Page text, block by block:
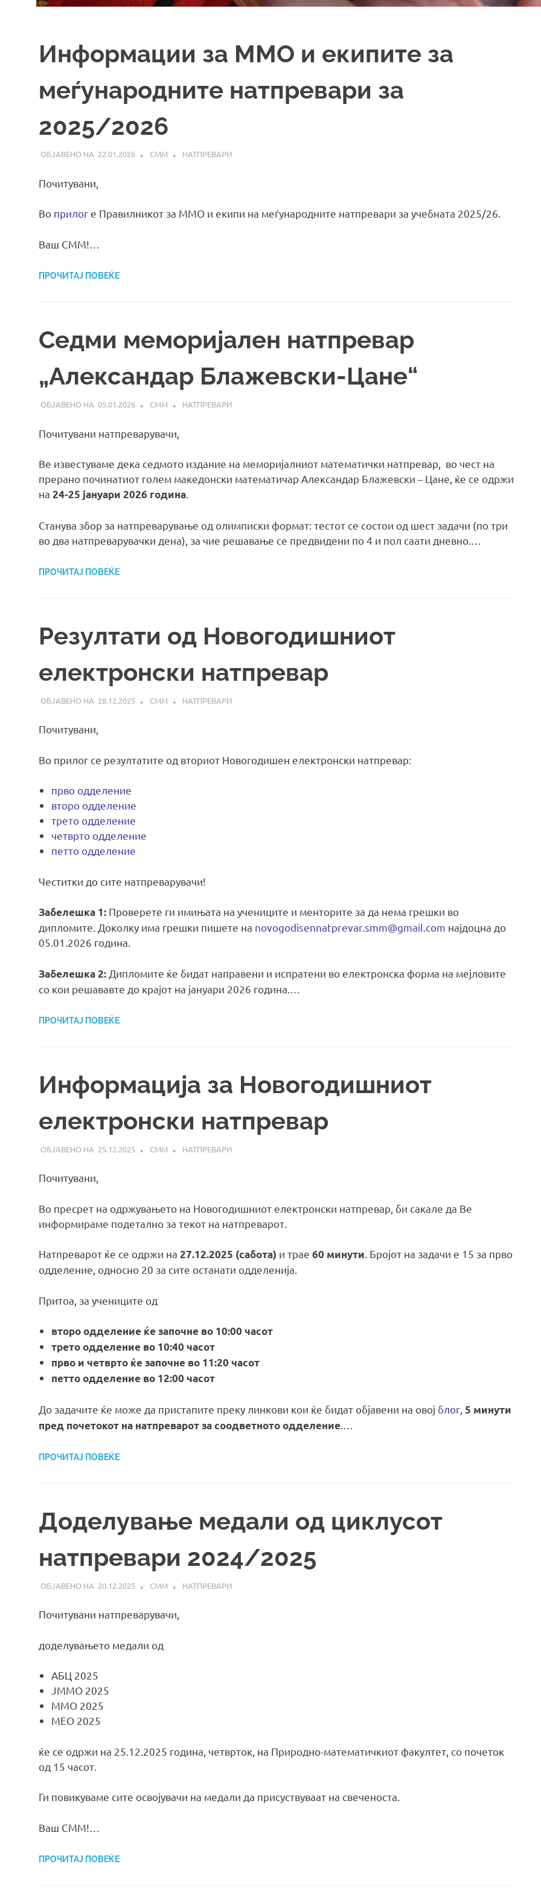
Информации за ММО и екипите за
меѓународните натпревари за
2025/2026
22.01.2026 СММ НАТПРЕВАРИ
Почитувани,
Во прилог е Правилникот за ММО и екипи на меѓународните натпревари за учебната 2025/26.
Ваш СММ!…
ПРОЧИТАЈ ПОВЕЌЕ
Седми меморијален натпревар
„Александар Блажевски-Цане“
05.01.2026 СММ НАТПРЕВАРИ
Почитувани натпреварувачи,
Ве известуваме дека седмото издание на меморијалниот математички натпревар, во чест на
прерано починатиот голем македонски математичар Александар Блажевски – Цане, ќе се одржи
на 24-25 јануари 2026 година
Станува збор за натпреварување од олимписки формат: тестот се состои од шест задачи (по три
во два натпреварувачки дена), за чие решавање се предвидени по 4 и пол саати дневно.…
ПРОЧИТАЈ ПОВЕЌЕ
Резултати од Новогодишниот
електронски натпревар
28.12.2025 СММ НАТПРЕВАРИ
Почитувани,
Во прилог се резултатите од вториот Новогодишен електронски натпревар:
прво одделение
второ одделение
трето одделение
четврто одделение
петто одделение
Честитки до сите натпреварувачи!
Забелешка 1: Проверете ги имињата на учениците и менторите за да нема грешки во
дипломите. Доколку има грешки пишете на novogodisennatprevar.smm@gmail.com најдоцна до
05.01.2026 година.
Забелешка 2: Дипломите ќе бидат направени и испратени во електронска форма на мејловите
со кои решававте до крајот на јануари 2026 година.…
ПРОЧИТАЈ ПОВЕЌЕ
Информација за Новогодишниот
електронски натпревар
25.12.2025 СММ НАТПРЕВАРИ
Почитувани,
Во пресрет на одржувањето на Новогодишниот електронски натпревар, би сакале да Ве
информираме подетално за текот на натпреварот.
Натпреварот ќе се одржи на 27.12.2025 (сабота) и трае 60 минути. Бројот на задачи е 15 за прво
одделение, односно 20 за сите останати одделенија.
Притоа, за учениците од
второ одделение ќе започне во 10:00 часот
трето одделение во 10:40 часот
прво и четврто ќе започне во 11:20 часот
петто одделение во 12:00 часот
До задачите ќе може да пристапите преку линкови кои ќе бидат објавени на овој блог 5 минути
пред почетокот на натпреварот за соодветното одделение
ПРОЧИТАЈ ПОВЕЌЕ
Доделување медали од циклусот
натпревари 2024/2025
20.12.2025 СММ НАТПРЕВАРИ
Почитувани натпреварувачи,
доделувањето медали од
АБЦ 2025
ЈММО 2025
ММО 2025
МЕО 2025
ќе се одржи на 25.12.2025 година, четврток, на Природно-математичкиот факултет, со почеток
од 15 часот.
Ги повикуваме сите освојувачи на медали да присуствуваат на свеченоста.
Ваш СММ!…
ПРОЧИТАЈ ПОВЕЌЕ